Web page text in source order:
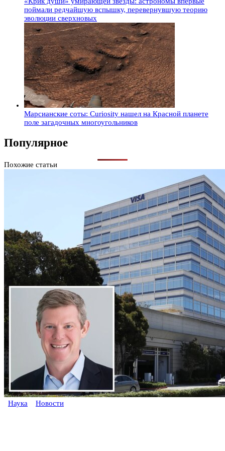
поймали редчайшую вспышку, перевернувшую теорию
эволюции сверхновых
Марсианские соты: Curiosity нашел на Красной планете
поле загадочных многоугольников
Популярное
Похожие статьи
Наука Новости